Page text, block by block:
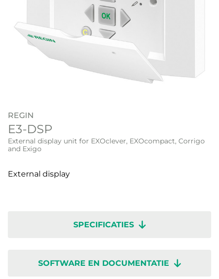
REGIN
E3-DSP
External display unit for EXOclever, EXOcompact, Corrigo
and Exigo
External display
SPECIFICATIES
SOFTWARE EN DOCUMENTATIE